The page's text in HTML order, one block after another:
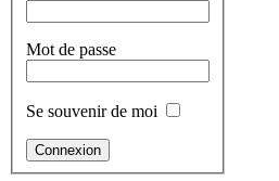
Mot de passe
Se souvenir de moi